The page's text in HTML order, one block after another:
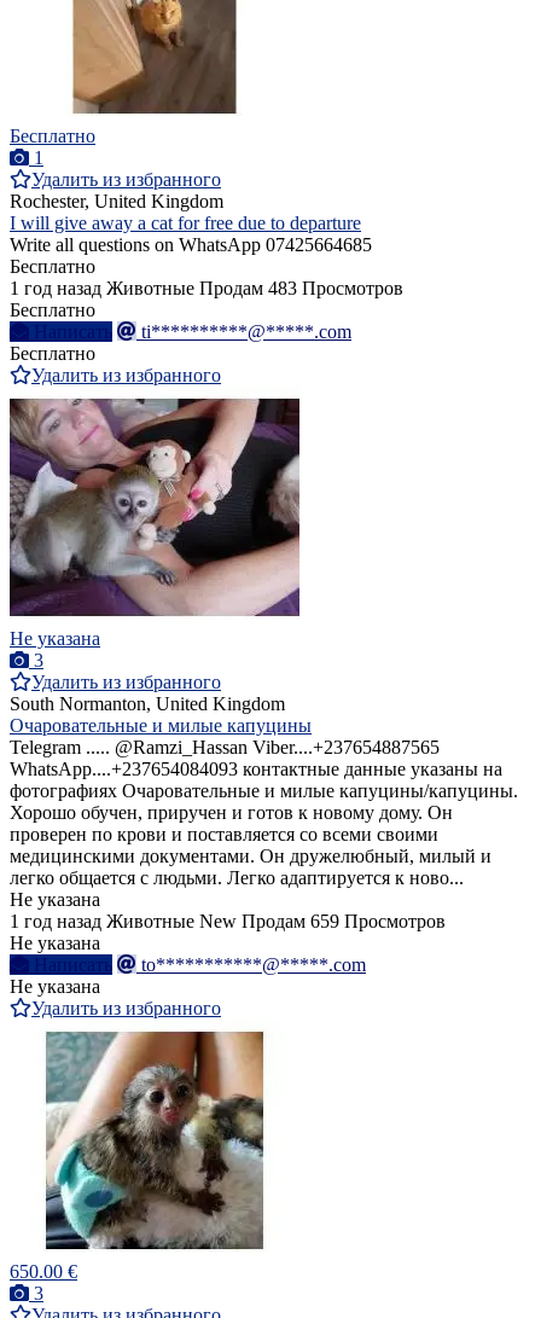
Бесплатно
1
Удалить из избранного
Rochester, United Kingdom
I will give away a cat for free due to departure
Write all questions on WhatsApp 07425664685
Бесплатно
1 год назад Животные Продам 483 Просмотров
Бесплатно
Написать
ti**********@*****.com
Бесплатно
Удалить из избранного
Не указана
3
Удалить из избранного
South Normanton, United Kingdom
Очаровательные и милые капуцины
Telegram ..... @Ramzi_Hassan Viber....+237654887565
WhatsApp....+237654084093 контактные данные указаны на
фотографиях Очаровательные и милые капуцины/капуцины.
Хорошо обучен, приручен и готов к новому дому. Он
проверен по крови и поставляется со всеми своими
медицинскими документами. Он дружелюбный, милый и
легко общается с людьми. Легко адаптируется к ново...
Не указана
1 год назад Животные New Продам 659 Просмотров
Не указана
Написать
to***********@*****.com
Не указана
Удалить из избранного
650.00 €
3